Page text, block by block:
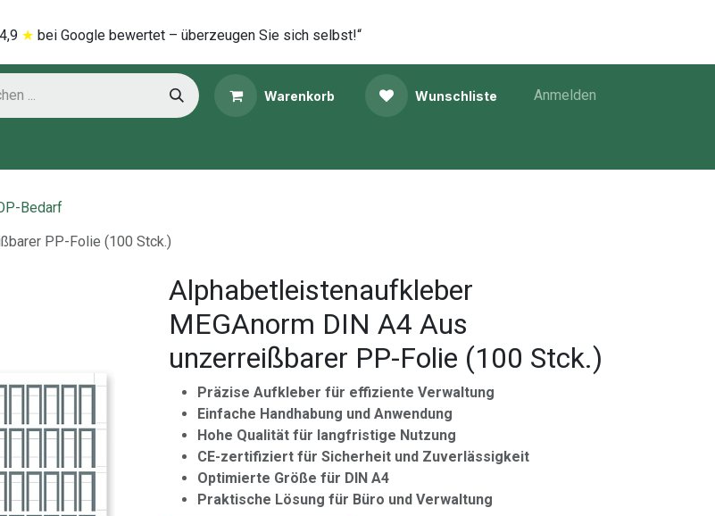
4,9 ★ bei Google bewertet – überzeugen Sie sich selbst!“
Warenkorb Wunschliste Anmelden
Bedarf
PP-Folie (100 Stck.)
Alphabetleistenaufkleber
MEGAnorm DIN A4 Aus
unzerreißbarer PP-Folie (100 Stck.)
Präzise Aufkleber für effiziente Verwaltung
Einfache Handhabung und Anwendung
Hohe Qualität für langfristige Nutzung
CE-zertifiziert für Sicherheit und Zuverlässigkeit
Optimierte Größe für DIN A4
Praktische Lösung für Büro und Verwaltung